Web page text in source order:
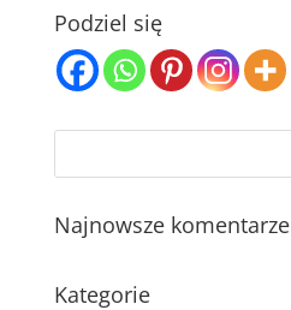
Podziel się
Najnowsze komentarze
Kategorie